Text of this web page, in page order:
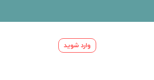
وارد شوید